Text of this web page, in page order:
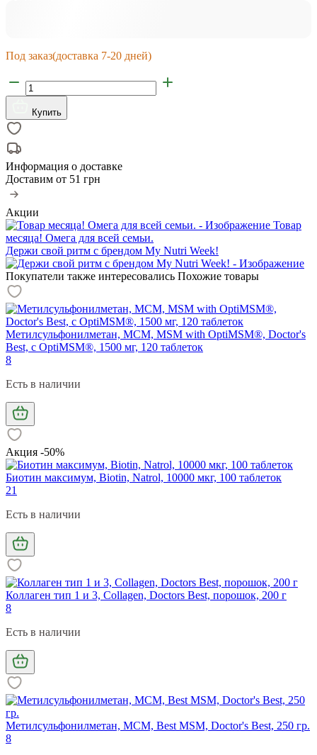
Под заказ(доставка 7-20 дней)
Купить
Информация о доставке
Доставим от 51 грн
Акции
Товар
месяца! Омега для всей семьи.
Держи свой ритм с брендом My Nutri Week!
Покупатели также интересовались Похожие товары
Метилсульфонилметан, МСМ, MSM with OptiMSM®, Doctor's
Best, с OptiMSM®, 1500 мг, 120 таблеток
8
Есть в наличии
Акция -50%
Биотин максимум, Biotin, Natrol, 10000 мкг, 100 таблеток
21
Есть в наличии
Коллаген тип 1 и 3, Collagen, Doctors Best, порошок, 200 г
8
Есть в наличии
Метилсульфонилметан, МСМ, Best MSM, Doctor's Best, 250 гр.
8